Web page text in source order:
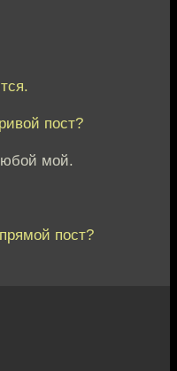
пост?
мой.
пост?